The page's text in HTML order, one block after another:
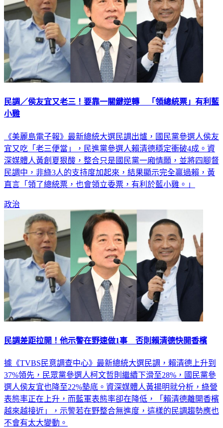
民調／侯友宜又老三！要靠一關鍵逆轉 「領總統票」有利藍
小雞
《美麗島電子報》最新總統大選民調出爐，國民黨參選人侯友
宜又吃「老三便當」，民進黨參選人賴清德穩定衝破4成。資
深媒體人黃創夏狠酸，整合只是國民黨一廂情願，並將四腳督
民調中，非綠3人的支持度加起來，結果顯示完全贏過賴，黃
直言「領了總統票，也會領立委票，有利於藍小雞。」
政治
民調差距拉開！他示警在野速做1事 否則賴清德快開香檳
據《TVBS民意調查中心》最新總統大選民調，賴清德上升到
37%領先，民眾黨參選人柯文哲則繼續下滑至28%，國民黨參
選人侯友宜也降至22%墊底。資深媒體人黃揚明就分析，綠營
表態率正在上升，而藍軍表態率卻在降低，「賴清德離開香檳
越來越接近」，示警若在野整合無進度，這樣的民調趨勢應也
不會有太大變動。